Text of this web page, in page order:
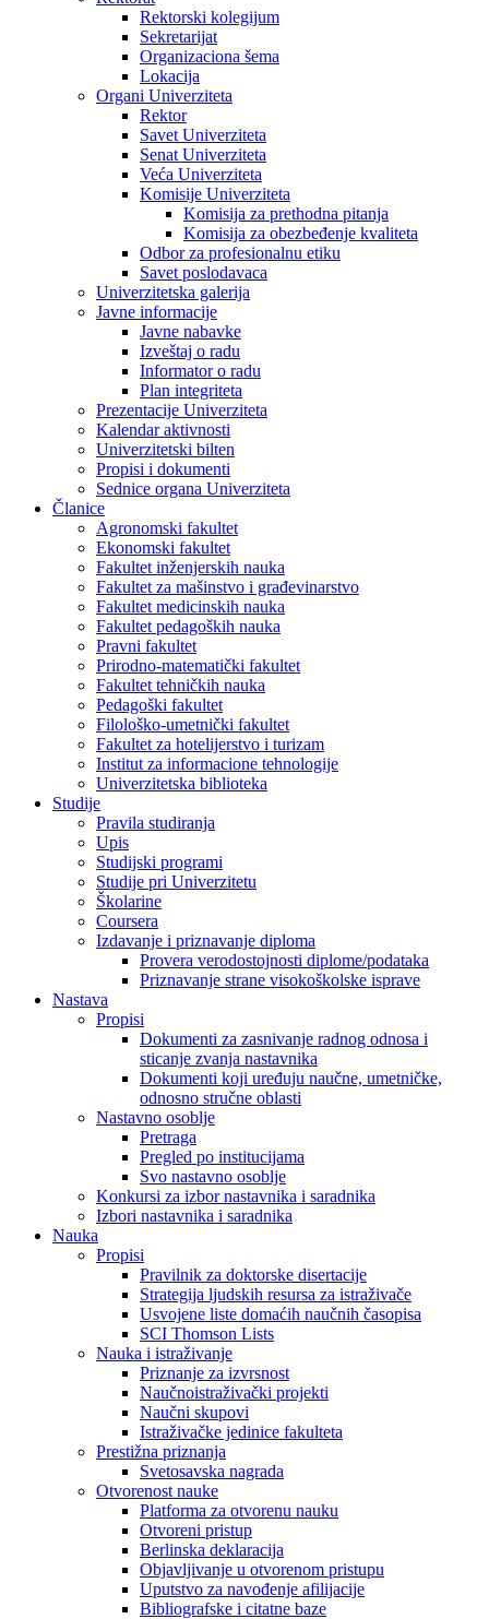
Rektorski kolegijum
Sekretarijat
Organizaciona šema
Lokacija
Organi Univerziteta
Rektor
Savet Univerziteta
Senat Univerziteta
Veća Univerziteta
Komisije Univerziteta
Komisija za prethodna pitanja
Komisija za obezbeđenje kvaliteta
Odbor za profesionalnu etiku
Savet poslodavaca
Univerzitetska galerija
Javne informacije
Javne nabavke
Izveštaj o radu
Informator o radu
Plan integriteta
Prezentacije Univerziteta
Kalendar aktivnosti
Univerzitetski bilten
Propisi i dokumenti
Sednice organa Univerziteta
Članice
Agronomski fakultet
Ekonomski fakultet
Fakultet inženjerskih nauka
Fakultet za mašinstvo i građevinarstvo
Fakultet medicinskih nauka
Fakultet pedagoških nauka
Pravni fakultet
Prirodno-matematički fakultet
Fakultet tehničkih nauka
Pedagoški fakultet
Filološko-umetnički fakultet
Fakultet za hotelijerstvo i turizam
Institut za informacione tehnologije
Univerzitetska biblioteka
Studije
Pravila studiranja
Upis
Studijski programi
Studije pri Univerzitetu
Školarine
Coursera
Izdavanje i priznavanje diploma
Provera verodostojnosti diplome/podataka
Priznavanje strane visokoškolske isprave
Nastava
Propisi
Dokumenti za zasnivanje radnog odnosa i
sticanje zvanja nastavnika
Dokumenti koji uređuju naučne, umetničke,
odnosno stručne oblasti
Nastavno osoblje
Pretraga
Pregled po institucijama
Svo nastavno osoblje
Konkursi za izbor nastavnika i saradnika
Izbori nastavnika i saradnika
Nauka
Propisi
Pravilnik za doktorske disertacije
Strategija ljudskih resursa za istraživače
Usvojene liste domaćih naučnih časopisa
SCI Thomson Lists
Nauka i istraživanje
Priznanje za izvrsnost
Naučnoistraživački projekti
Naučni skupovi
Istraživačke jedinice fakulteta
Prestižna priznanja
Svetosavska nagrada
Otvorenost nauke
Platforma za otvorenu nauku
Otvoreni pristup
Berlinska deklaracija
Objavljivanje u otvorenom pristupu
Uputstvo za navođenje afilijacije
Bibliografske i citatne baze